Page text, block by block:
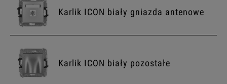
Karlik ICON biały gniazda antenowe
Karlik ICON biały pozostałe